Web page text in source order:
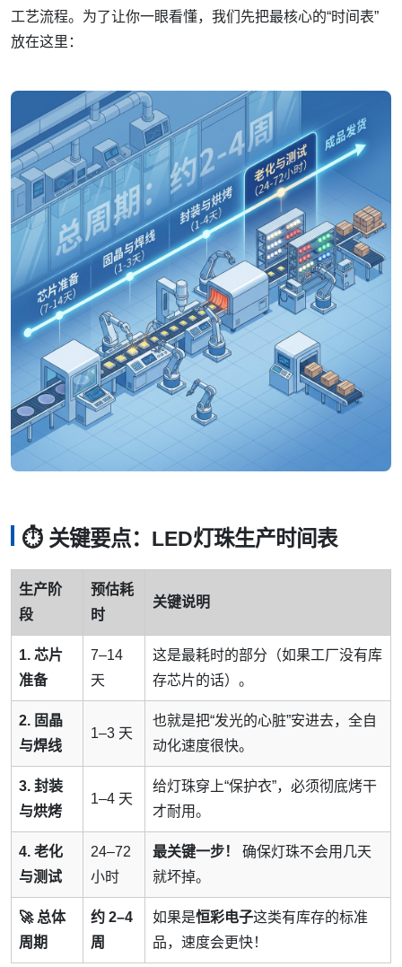
工艺流程。为了让你一眼看懂，我们先把最核心的“时间表”
放在这里：
⏱️ 关键要点：LED灯珠生产时间表
生产阶
段
预估耗
时
关键说明
1. 芯片
准备
7–14
天
这是最耗时的部分（如果工厂没有库
存芯片的话）。
2. 固晶
与焊线
1–3 天
也就是把“发光的心脏”安进去，全自
动化速度很快。
3. 封装
与烘烤
1–4 天
给灯珠穿上“保护衣”，必须彻底烤干
才耐用。
4. 老化
与测试
24–72
小时
最关键一步！
确保灯珠不会用几天
就坏掉。
🚀 总体
周期
约 2–4
周
如果是恒彩电子这类有库存的标准
品，速度会更快！